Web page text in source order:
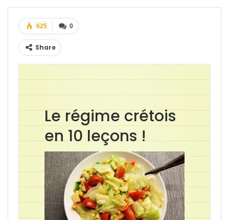
0
625
Share
Le régime crétois
en 10 leçons !